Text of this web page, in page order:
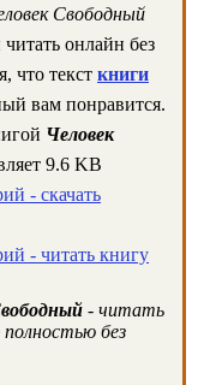
Свободный
онлайн без
что текст книги
вам понравится.
Человек
9.6 KB
- скачать
- читать книгу
- читать
без